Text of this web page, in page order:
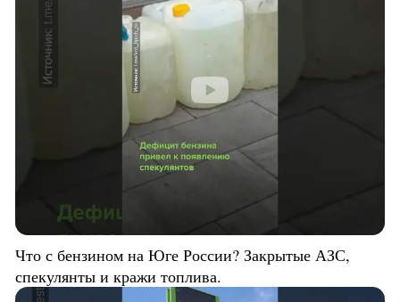
Что с бензином на Юге России? Закрытые АЗС,
спекулянты и кражи топлива.